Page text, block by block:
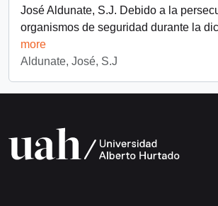
José Aldunate, S.J. Debido a la
organismos de seguridad durante la
more
Aldunate, José, S.J